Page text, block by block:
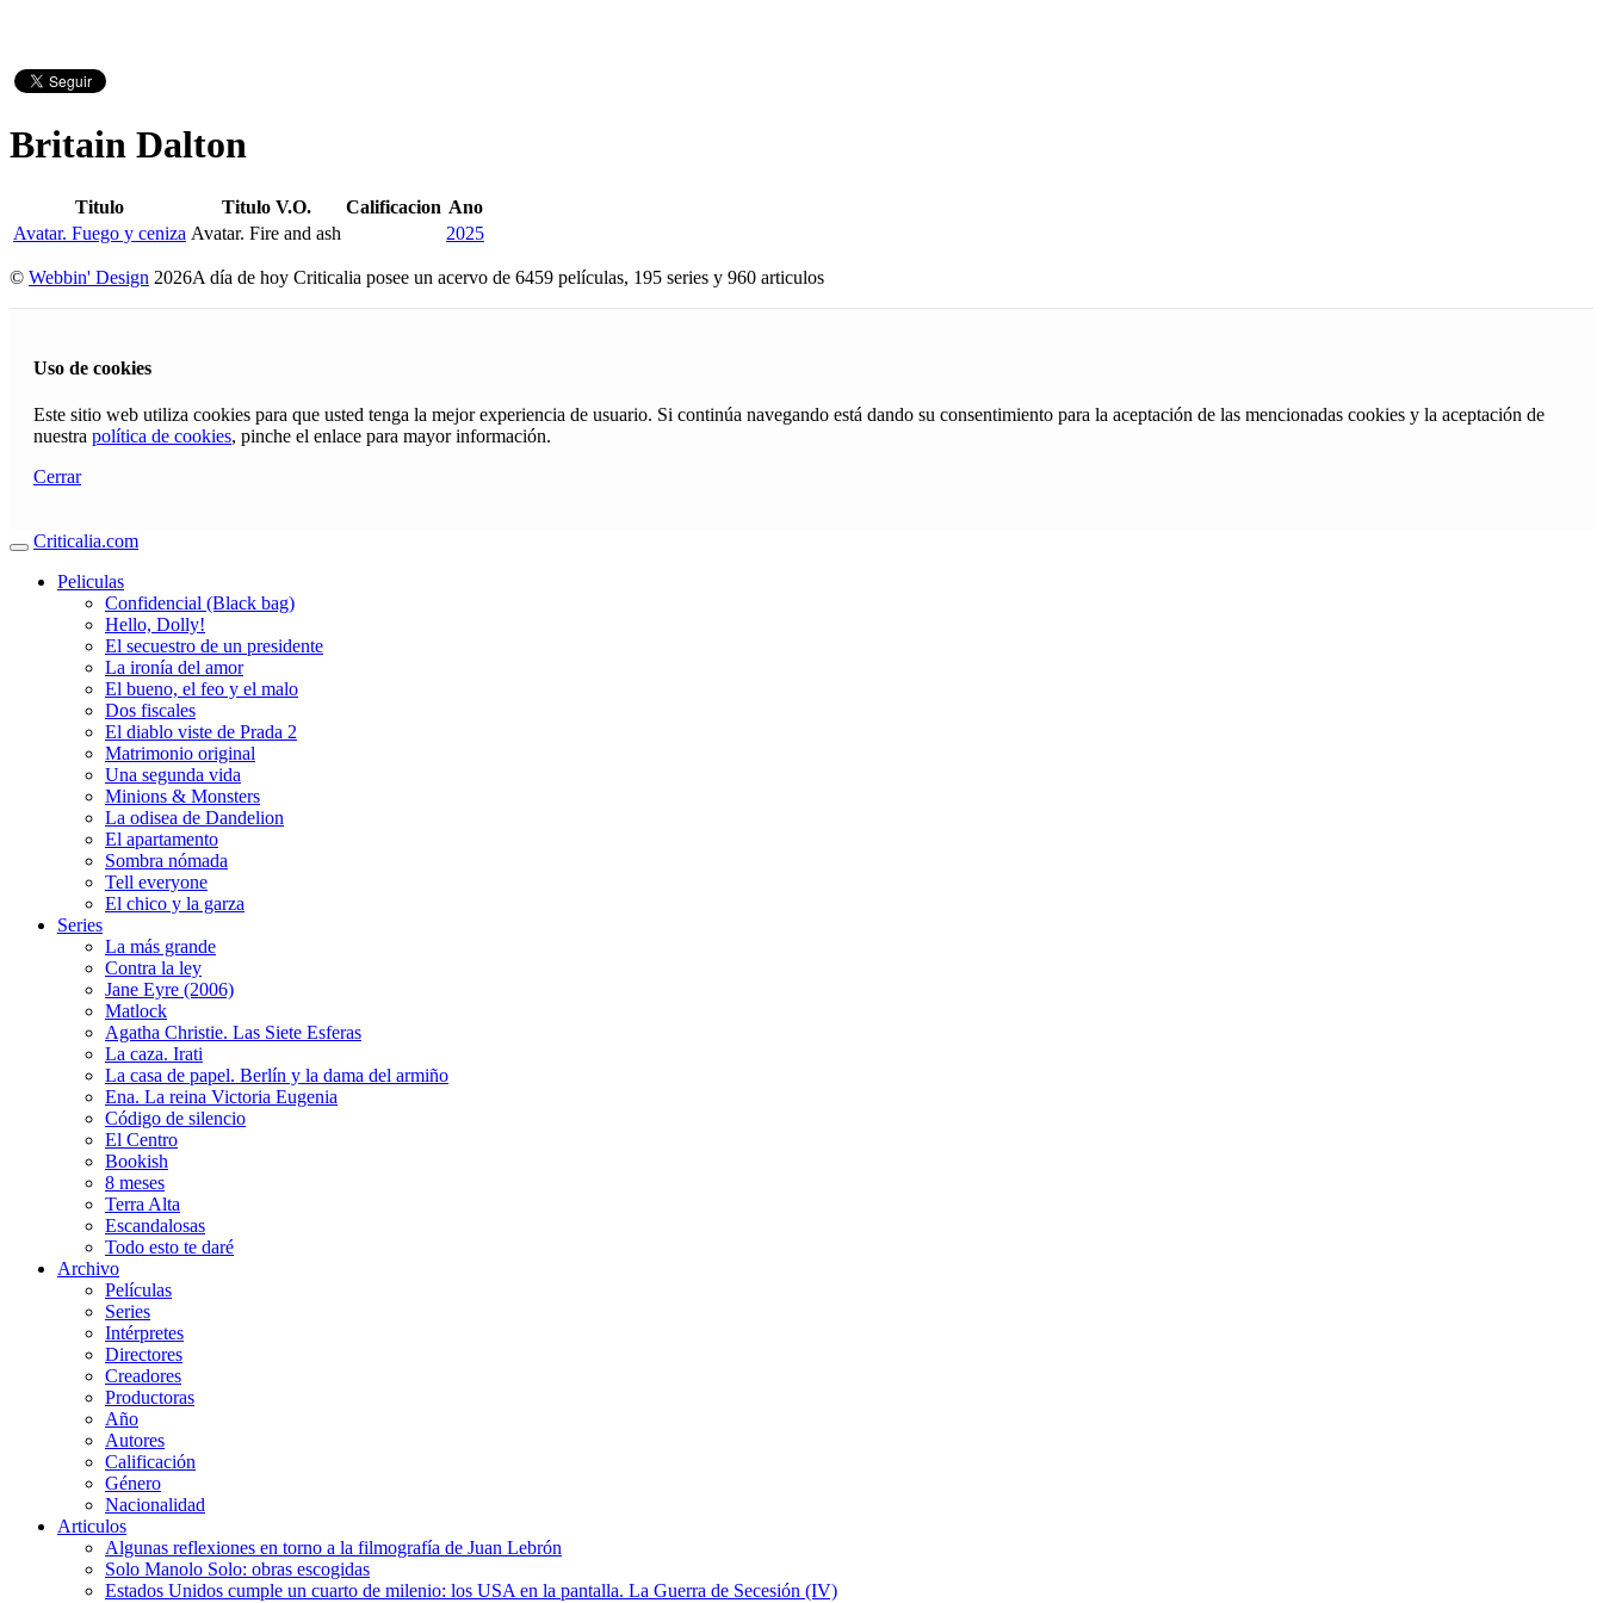
Britain Dalton
Titulo Titulo V.O. Calificacion Ano
Avatar. Fuego y ceniza Avatar. Fire and ash 2025
© Webbin' Design 2026A día de hoy Criticalia posee un acervo de 6459 películas, 195 series y 960 articulos
Uso de cookies
Este sitio web utiliza cookies para que usted tenga la mejor experiencia de usuario. Si continúa navegando está dando su consentimiento para la aceptación de las mencionadas cookies y la aceptación de
nuestra política de cookies, pinche el enlace para mayor información.
Cerrar
Criticalia.com
Peliculas
Confidencial (Black bag)
Hello, Dolly!
El secuestro de un presidente
La ironía del amor
El bueno, el feo y el malo
Dos fiscales
El diablo viste de Prada 2
Matrimonio original
Una segunda vida
Minions & Monsters
La odisea de Dandelion
El apartamento
Sombra nómada
Tell everyone
El chico y la garza
Series
La más grande
Contra la ley
Jane Eyre (2006)
Matlock
Agatha Christie. Las Siete Esferas
La caza. Irati
La casa de papel. Berlín y la dama del armiño
Ena. La reina Victoria Eugenia
Código de silencio
El Centro
Bookish
8 meses
Terra Alta
Escandalosas
Todo esto te daré
Archivo
Películas
Series
Intérpretes
Directores
Creadores
Productoras
Año
Autores
Calificación
Género
Nacionalidad
Articulos
Algunas reflexiones en torno a la filmografía de Juan Lebrón
Solo Manolo Solo: obras escogidas
Estados Unidos cumple un cuarto de milenio: los USA en la pantalla. La Guerra de Secesión (IV)